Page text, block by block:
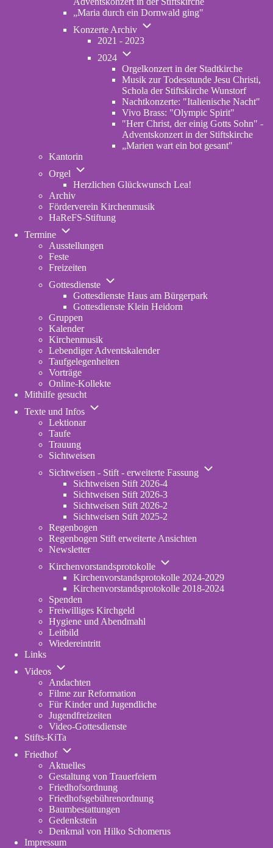
„Maria durch ein Dornwald ging"
Konzerte Archiv
Unternavigation
Konzerte
2021 - 2023
2024
Unternavigation
2024
Orgelkonzert in der Stadtkirche
Musik zur Todesstunde Jesu Christi,
Schola der Stiftskirche Wunstorf
Nachtkonzerte: "Italienische Nacht"
Vivo Brass: "Olympic Spirit"
"Herr Christ, der einig Gotts Sohn" -
Adventskonzert in der Stiftskirche
„Marien wart ein bot gesant"
Kantorin
Orgel
Unternavigation
Orgel
Herzlichen Glückwunsch Lea!
Archiv
Förderverein Kirchenmusik
HaReFS-Stiftung
Termine
Unternavigation
Termine
Ausstellungen
Feste
Freizeiten
Gottesdienste
Unternavigation
Gottesdienste
Gottesdienste Haus am Bürgerpark
Gottesdienste Klein Heidorn
Gruppen
Kalender
Kirchenmusik
Lebendiger Adventskalender
Taufgelegenheiten
Vorträge
Online-Kollekte
Mithilfe gesucht
Texte und Infos
Unternavigation
Lektionar
Taufe
Trauung
Sichtweisen
Sichtweisen - Stift - erweiterte Fassung
Unternavigation
Sichtweisen Stift 2026-4
Sichtweisen Stift 2026-3
Sichtweisen Stift 2026-2
Sichtweisen Stift 2025-2
Regenbogen
Regenbogen Stift erweiterte Ansichten
Newsletter
Kirchenvorstandsprotokolle
Unternavigation
Kirchenvorstandsprotokolle
Kirchenvorstandsprotokolle 2024-2029
Kirchenvorstandsprotokolle 2018-2024
Spenden
Freiwilliges Kirchgeld
Hygiene und Abendmahl
Leitbild
Wiedereintritt
Links
Videos
Unternavigation
Videos
Andachten
Filme zur Reformation
Für Kinder und Jugendliche
Jugendfreizeiten
Video-Gottesdienste
Stifts-KiTa
in
tab)
Friedhof
Unternavigation
Friedhof
Aktuelles
Gestaltung von Trauerfeiern
Friedhofsordnung
Friedhofsgebührenordnung
tab)
Baumbestattungen
Gedenkstein
Denkmal von Hilko Schomerus
Impressum